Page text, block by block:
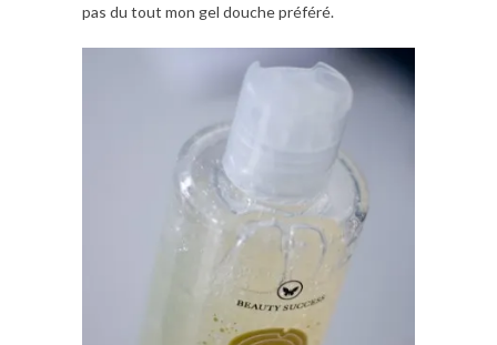
pas du tout mon gel douche préféré.